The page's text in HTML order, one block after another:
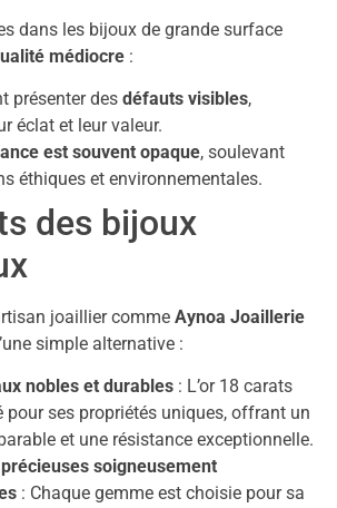
dans les bijoux de grande surface
médiocre :
présenter des défauts visibles,
éclat et leur valeur.
est souvent opaque, soulevant
éthiques et environnementales.
des bijoux
joaillier comme Aynoa Joaillerie
simple alternative :
nobles et durables : L’or 18 carats
pour ses propriétés uniques, offrant un
et une résistance exceptionnelle.
soigneusement
: Chaque gemme est choisie pour sa